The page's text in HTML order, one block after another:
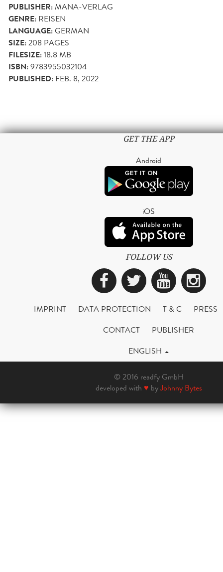
PUBLISHER:MANA-VERLAG
GENRE: REISEN
LANGUAGE:GERMAN
SIZE:208 PAGES
FILESIZE:18.8 MB
ISBN:9783955032104
PUBLISHED: FEB. 8, 2022
GET THE APP
Android
iOS
FOLLOW US
Facebook
Twitter
IMPRINT DATA PROTECTION T & C
PRESS
CONTACT
PUBLISHER
ENGLISH
© 2016 readfy GmbH
developed with ♥ byJohnny Bytes